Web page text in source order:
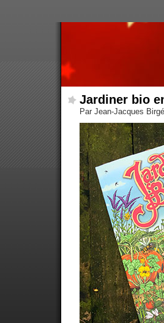
Jardiner bio
Par Jean-Jacques